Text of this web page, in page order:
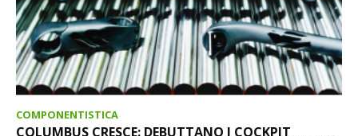
COMPONENTISTICA
COLUMBUS CRESCE: DEBUTTANO I COCKPIT